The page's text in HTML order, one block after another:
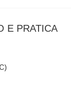
E PRATICA